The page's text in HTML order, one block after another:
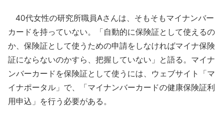
40代女性の研究所職員Aさんは、そもそもマイナンバー
カードを持っていない。「自動的に保険証として使えるの
か、保険証として使うための申請をしなければマイナ保険
証にならないのかすら、把握していない」と語る。マイナ
ンバーカードを保険証として使うには、ウェブサイト「マ
イナポータル」で、「マイナンバーカードの健康保険証利
用申込」を行う必要がある。